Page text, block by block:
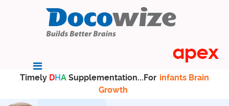
Timely DHA Supplementation...For infants Brain
Growth